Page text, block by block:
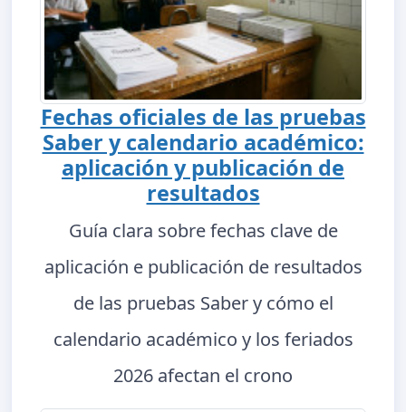
Fechas oficiales de las pruebas
Saber y calendario académico:
aplicación y publicación de
resultados
Guía clara sobre fechas clave de
aplicación e publicación de resultados
de las pruebas Saber y cómo el
calendario académico y los feriados
2026 afectan el crono